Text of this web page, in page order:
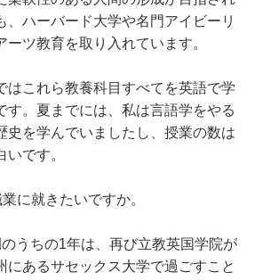
、ハーバード大学や名門アイビーリ
ツ教育を取り入れています。
これら教養科目すべてを英語で学
す。夏までには、私は言語学をやる
史を学んでいましたし、授業の数は
です。
に就きたいですか。
うちの1年は、再び立教英国学院が
にあるサセックス大学で過ごすこと